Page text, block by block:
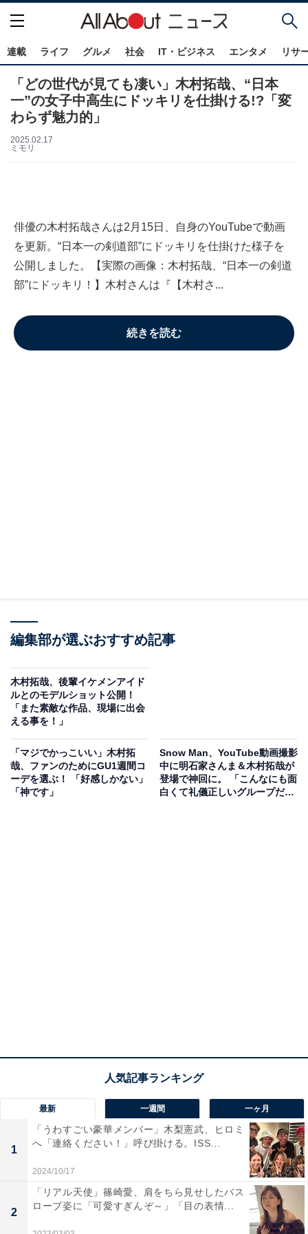
連載 ライフ グルメ 社会 IT・ビジネス エンタメ リサ
「どの世代が見ても凄い」木村拓哉、“日本
一”の女子中高生にドッキリを仕掛ける!?「変
わらず魅力的」
2025.02.17
ミモリ
俳優の木村拓哉さんは2月15日、自身のYouTubeで動画
を更新。“日本一の剣道部”にドッキリを仕掛けた様子を
公開しました。【実際の画像：木村拓哉、“日本一の剣道
部”にドッキリ！】木村さんは『【木村さ...
続きを読む
編集部が選ぶおすすめ記事
木村拓哉、後輩イケメンアイド
ルとのモデルショット公開！
「また素敵な作品、現場に出会
える事を！」
「マジでかっこいい」木村拓
哉、ファンのためにGU1週間コ
ーデを選ぶ！ 「好感しかない」
「神です」
Snow Man、YouTube動画撮影
中に明石家さんま＆木村拓哉が
登場で神回に。 「こんなにも面
白くて礼儀正しいグループだっ
最新 一週間 一ヶ月
1
「うわすごい豪華メンバー」木梨憲武、ヒロミ
へ「連絡ください！」呼び掛ける。ISS...
2024/10/17
2
「リアル天使」篠崎愛、肩をちら見せしたバス
ローブ姿に「可愛すぎんぞ～」「目の表情...